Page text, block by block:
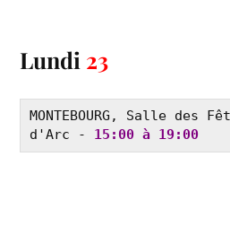
Lundi 23
MONTEBOURG, Salle des
d'Arc - 15:00 à 19:00